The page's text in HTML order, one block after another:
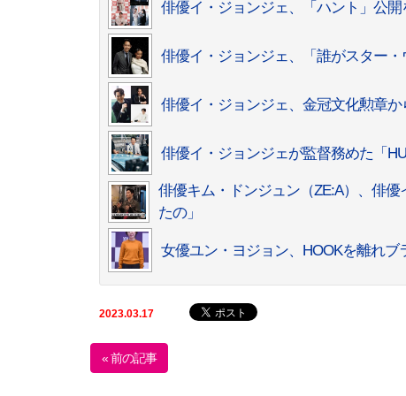
俳優イ・ジョンジェ、「ハント」公
俳優イ・ジョンジェ、「誰がスター
俳優イ・ジョンジェ、金冠文化勲章
俳優イ・ジョンジェが監督務めた「
俳優キム・ドンジュン（ZE:A）、俳
たの」
女優ユン・ヨジョン、HOOKを離れ
2023.03.17
« 前の記事